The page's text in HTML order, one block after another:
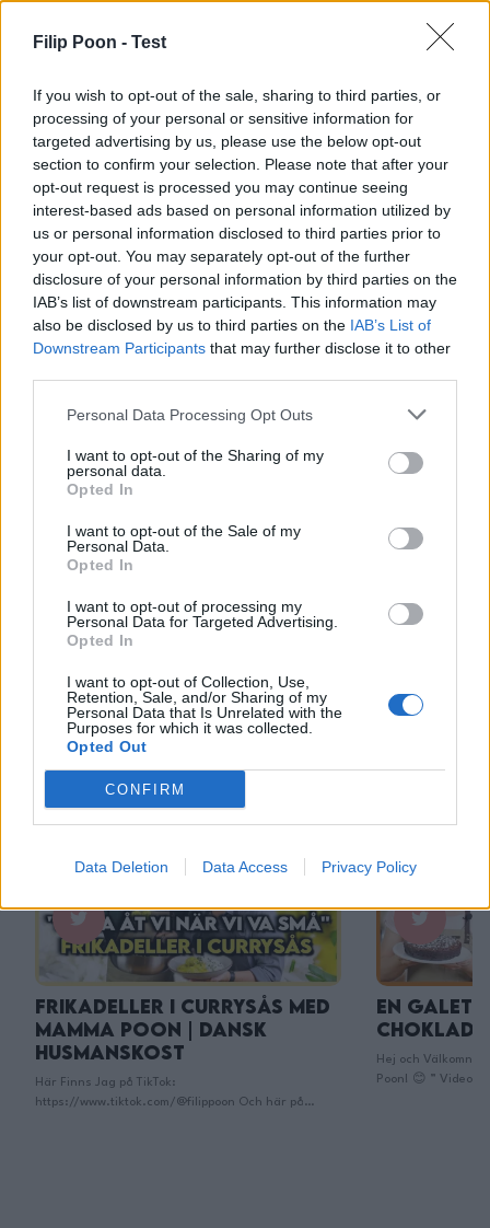
Filip Poon - Test
If you wish to opt-out of the sale, sharing to third parties, or
processing of your personal or sensitive information for
targeted advertising by us, please use the below opt-out
section to confirm your selection. Please note that after your
opt-out request is processed you may continue seeing
interest-based ads based on personal information utilized by
us or personal information disclosed to third parties prior to
your opt-out. You may separately opt-out of the further
disclosure of your personal information by third parties on the
IAB’s list of downstream participants. This information may
also be disclosed by us to third parties on the IAB’s List of
Downstream Participants that may further disclose it to other
Personal Data Processing Opt Outs
I want to opt-out of the Sharing of my
personal data.
Opted In
I want to opt-out of the Sale of my
Personal Data.
Opted In
I want to opt-out of processing my
Personal Data for Targeted Advertising.
Opted In
I want to opt-out of Collection, Use,
Retention, Sale, and/or Sharing of my
Personal Data that Is Unrelated with the
Purposes for which it was collected.
Opted Out
CONFIRM
Data Deletion Data Access Privacy Policy
Du kanske också gillar
Övrigt
Frikadeller i Currysås med
Mamma Poon | Dansk
Husmanskost
Här Finns Jag på TikTok:
https://www.tiktok.com/@filippoon Och här på
En Galet
Hej och Välkomna
Poon! 😊 ” Videon